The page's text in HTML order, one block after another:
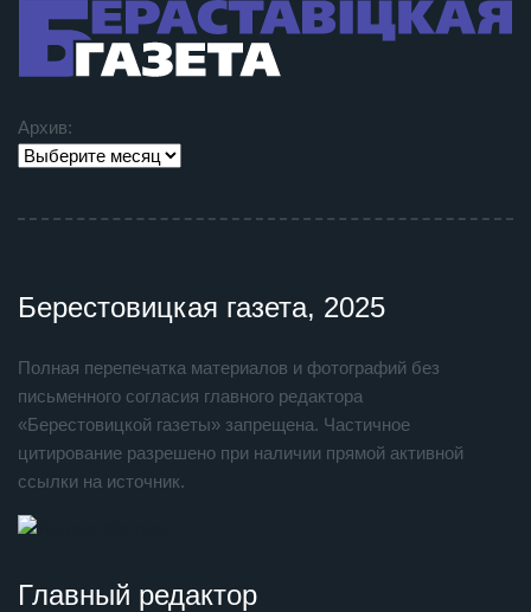
Архив:
Берестовицкая газета, 2025
Полная перепечатка материалов и фотографий без
письменного согласия главного редактора
«Берестовицкой газеты» запрещена. Частичное
цитирование разрешено при наличии прямой активной
ссылки на источник.
Главный редактор